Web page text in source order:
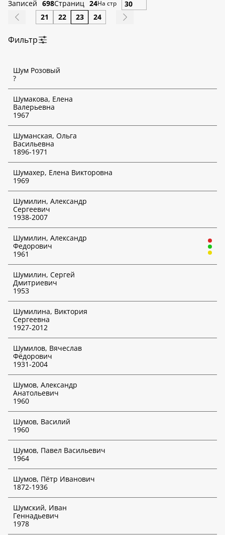
Записей 698Страниц 24На стр
21 22 23 24
Фильтр
А Б В Г Д
Творческие объединения
Выбрать творческое объединение
Наличие индикаторов инвестиционного риска
Неважно
Выбрать аукционный дом
Дата аукциона
День
Месяц
Год
ИСКАТЬ
Отмеченные функции доступны только для платных
Шум Розовый
?
Шумакова, Елена
Валерьевна
1967
Шуманская, Ольга
Васильевна
1896-1971
Шумахер, Елена Викторовна
1969
Шумилин, Александр
Сергеевич
1938-2007
Шумилин, Александр
Федорович
1961
Шумилин, Сергей
Дмитриевич
1953
Шумилина, Виктория
Сергеевна
1927-2012
Шумилов, Вячеслав
Фёдорович
1931-2004
Шумов, Александр
Анатольевич
1960
Шумов, Василий
1960
Шумов, Павел Васильевич
1964
Шумов, Пётр Иванович
1872-1936
Шумский, Иван
Геннадьевич
1978